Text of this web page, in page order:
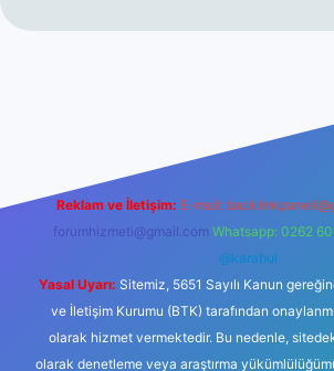
Reklam ve İletişim: E-mail:
forumhizmeti@gmail.com Whatsapp: 0262
@karabul
Yasal Uyarı: Sitemiz, 5651 Sayılı Kanun
ve İletişim Kurumu (BTK) tarafından
olarak hizmet vermektedir. Bu nedenle,
olarak denetleme veya araştırma